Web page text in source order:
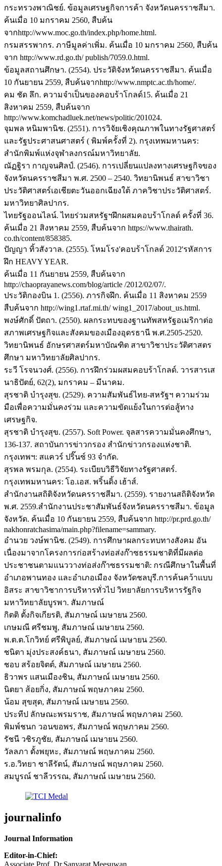
กระทรวงพาณิชย์. ข้อมูลเศรษฐกิจการค้า จังหวัดนครราชสีมา.
ค้นเมื่อ 10 มกราคม 2560, สืบค้น
จากhttp://www.moc.go.th/index.php/home.html.
กรมสรรพากร. ภาษีมูลค่าเพิ่ม. ค้นเมื่อ 10 มกราคม 2560, สืบค้น
จาก http://www.rd.go.th/ publish/7059.0.html.
ข้อมูลสถานศึกษา. (2554). ประวัติจังหวัดนครราชสีมา. ค้นเมื่อ
10 กันยายน 2559, สืบค้นจากhttp://www.nmptc.ac.th/home/.
คม ชัด ลึก. ความจำเป็นของคอบร้าโกลด์15. ค้นเมื่อ 21
สิงหาคม 2559, สืบค้นจาก
http://www.komchadluek.net/news/politic/201024.
จุมพล หนิมพานิช. (2551). การวิจัยเชิงคุณภาพในทางรัฐศาสตร์
และรัฐประศาสนศาสตร์ ( พิมพ์ครั้งที่ 2). กรุงเทพมหานคร:
สำนักพิมพ์แห่งจุฬาลงกรณ์มหาวิทยาลัย.
ณัฏฐิรา กาญจนศิลป์. (2546). การเปลี่ยนแปลงทางเศรษฐกิจของ
จังหวัดนครราชสีมา พ.ศ. 2500 – 2540. วิทยานิพนธ์ สาขาวิชา
ประวัติศาสตร์เอเชียตะวันออกเฉียงใต้ ภาควิชาประวัติศาสตร์.
มหาวิทยาศิลปากร.
ไทยรัฐออนไลน์. ไทยร่วมสหรัฐฯฝึกผสมคอบร้าโกลด์ ครั้งที่ 36.
ค้นเมื่อ 21 สิงหาคม 2559, สืบค้นจาก https://www.thairath.
co.th/content/858385.
ปัญญา ทิ้วสังวาล. (2555). โหมโรง'คอบร้าโกลด์ 2012'รหัสการ
ฝึก HEAVY YEAR.
ค้นเมื่อ 11 กันยายน 2559, สืบค้นจาก
http://chaoprayanews.com/blog/article /2012/02/07/.
ประวัติกองบิน 1. (2556). ภารกิจฝึก. ค้นเมื่อ 11 สิงหาคม 2559
สืบค้นจาก http://wing1.rtaf.mi.th/ wing1_2017/about_us.html.
พงษ์ศักดิ์ ปัตถา. (2550). ผลกระทบของฐานทัพสหรัฐอเมริกาต่อ
สภาพเศรษฐกิจและสังคมของเมืองอุดรธานี พ.ศ.2505-2520.
วิทยานิพนธ์ อักษรศาสตร์มหาบัณฑิต สาขาวิชาประวัติศาสตร
ศึกษา มหาวิทยาลัยศิลปากร.
ระวี โรจนวงศ์. (2556). การฝึกร่วมผสมคอบร้าโกลด์. วารสารเส
นาธิปัตย์, 62(2), มกราคม – มีนาคม.
สุรชาติ บำรุงสุข. (2529). ความสัมพันธ์ไทย-สหรัฐฯ ความร่วม
มือเพื่อความมั่นคงร่วม และความขัดแย้งในการต่อสู้ทาง
เศรษฐกิจ.
สุรชาติ บำรุงสุข. (2557). Soft Power. จุลสารความมั่นคงศึกษา,
136-137. สถาบันการข่าวกรอง สำนักข่าวกรองแห่งชาติ.
กรุงเทพฯ: สแควร์ ปริ๊นซ์ 93 จำกัด.
สุรพล พรมกุล. (2554). ระเบียบวิธีวิจัยทางรัฐศาสตร์.
กรุงเทพมหานคร: โอ.เอส. พริ้นดิ้ง เฮ้าส์.
สำนักงานสถิติจังหวัดนครราชสีมา. (2559). รายงานสถิติจังหวัด
พ.ศ. 2559.สำนักงานประชาสัมพันธ์จังหวัดนครราชสีมา. ข้อมูล
จังหวัด. ค้นเมื่อ 10 กันยายน 2559, สืบค้นจาก http://pr.prd.go.th/
nakhonratchasima/main.php?filename=sammary.
อำนวย วงษ์พานิช. (2549). การศึกษาผลกระทบทางสังคม อัน
เนื่องมาจากโครงการก่อสร้างท่อส่งก๊าซธรรมชาติที่มีผลต่อ
ประชาชนตามแนววางท่อส่งก๊าซธรรมชาติ: กรณีศึกษาในพื้นที่
อำเภอพานทอง และอำเภอเมือง จังหวัดชลบุรี.การค้นคว้าแบบ
อิสระ สาขาวิชาการบริหารทั่วไป วิทยาลัยการบริหารรัฐกิจ
มหาวิทยาลัยบูรพา. สัมภาษณ์
กิตติ ตั้งกิจเกียรติ, สัมภาษณ์ เมษายน 2560.
เกษมณี ศรีชมพู, สัมภาษณ์ เมษายน 2560.
พ.ต.ต.โกวิทย์ ศรีพิบูลย์, สัมภาษณ์ เมษายน 2560.
ชนิตา มุ่งประสงค์ธนา, สัมภาษณ์ เมษายน 2560.
ชอบ สร้อยจิตต์, สัมภาษณ์ เมษายน 2560.
ธิวาพร แสนเมืองชิน, สัมภาษณ์ เมษายน 2560.
นิตยา ส้อยกิ่ง, สัมภาษณ์ พฤษภาคม 2560.
น้อม สุขสุด, สัมภาษณ์ เมษายน 2560.
ประทีป ลักษณะพรมราช, สัมภาษณ์ พฤษภาคม 2560.
พิมพ์ชนก วอนขอพร, สัมภาษณ์ พฤษภาคม 2560.
รัชนี วชิรภูชัย, สัมภาษณ์ เมษายน 2560.
วัลลภา ตั้งพยุหะ, สัมภาษณ์ พฤษภาคม 2560.
ร.อ.วิทยา ชาลีรัตน์, สัมภาษณ์ พฤษภาคม 2560.
สมบูรณ์ ชาลีวรรณ, สัมภาษณ์ เมษายน 2560.
journalinfo
Journal Information
Editor-in-Chief:
Associate Prof. Dr.Sanyarat Meesuwan